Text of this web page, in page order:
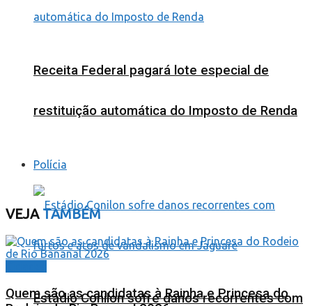
Receita Federal pagará lote especial de
restituição automática do Imposto de Renda
Polícia
Estádio Conilon sofre danos recorrentes com
VEJATAMBÉM
Quem são as candidatas à Rainha e Princesa do